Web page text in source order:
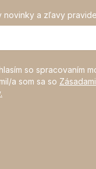
novinky a zľavy
so spracovaním
a som sa so